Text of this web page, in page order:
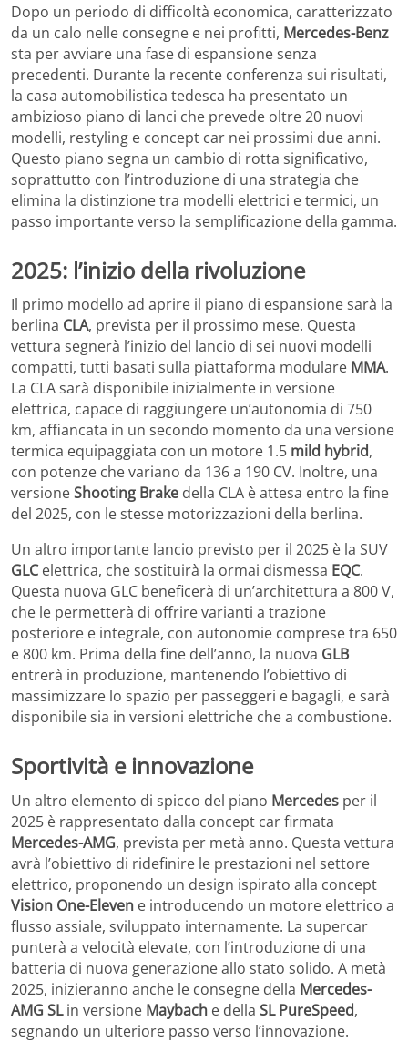
Dopo un periodo di difficoltà economica, caratterizzato
da un calo nelle consegne e nei profitti, Mercedes-Benz
sta per avviare una fase di espansione senza
precedenti. Durante la recente conferenza sui risultati,
la casa automobilistica tedesca ha presentato un
ambizioso piano di lanci che prevede oltre 20 nuovi
modelli, restyling e concept car nei prossimi due anni.
Questo piano segna un cambio di rotta significativo,
soprattutto con l’introduzione di una strategia che
elimina la distinzione tra modelli elettrici e termici, un
passo importante verso la semplificazione della gamma.
2025: l’inizio della rivoluzione
Il primo modello ad aprire il piano di espansione sarà la
berlina CLA, prevista per il prossimo mese. Questa
vettura segnerà l’inizio del lancio di sei nuovi modelli
compatti, tutti basati sulla piattaforma modulare MMA.
La CLA sarà disponibile inizialmente in versione
elettrica, capace di raggiungere un’autonomia di 750
km, affiancata in un secondo momento da una versione
termica equipaggiata con un motore 1.5 mild hybrid,
con potenze che variano da 136 a 190 CV. Inoltre, una
versioneShooting Brake della CLA è attesa entro la fine
del 2025, con le stesse motorizzazioni della berlina.
Un altro importante lancio previsto per il 2025 è la SUV
GLCelettrica, che sostituirà la ormai dismessa EQC.
Questa nuova GLC beneficerà di un’architettura a 800 V,
che le permetterà di offrire varianti a trazione
posteriore e integrale, con autonomie comprese tra 650
e 800 km. Prima della fine dell’anno, la nuova GLB
entrerà in produzione, mantenendo l’obiettivo di
massimizzare lo spazio per passeggeri e bagagli, e sarà
disponibile sia in versioni elettriche che a combustione.
Sportività e innovazione
Un altro elemento di spicco del piano Mercedes per il
2025 è rappresentato dalla concept car firmata
Mercedes-AMG, prevista per metà anno. Questa vettura
avrà l’obiettivo di ridefinire le prestazioni nel settore
elettrico, proponendo un design ispirato alla concept
Vision One-Eleven e introducendo un motore elettrico a
flusso assiale, sviluppato internamente. La supercar
punterà a velocità elevate, con l’introduzione di una
batteria di nuova generazione allo stato solido. A metà
2025, inizieranno anche le consegne della Mercedes-
AMG SLin versione Maybach e della SL PureSpeed,
segnando un ulteriore passo verso l’innovazione.